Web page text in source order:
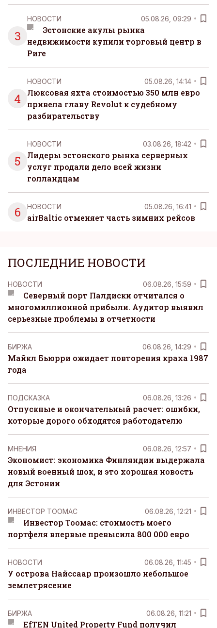
3
НОВОСТИ 05.08.26, 09:29
Эстонские акулы рынка
недвижимости купили торговый центр в
Риге
4
НОВОСТИ 05.08.26, 14:14
Люксовая яхта стоимостью 350 млн евро
привела главу Revolut к судебному
разбирательству
5
НОВОСТИ 03.08.26, 18:42
Лидеры эстонского рынка серверных
услуг продали дело всей жизни
голландцам
6 НОВОСТИ 05.08.26, 16:41
airBaltic отменяет часть зимних рейсов
ПОСЛЕДНИЕ НОВОСТИ
НОВОСТИ 06.08.26, 15:59
Северный порт Палдиски отчитался о
многомиллионной прибыли. Аудитор выявил
серьезные проблемы в отчетности
БИРЖА 06.08.26, 14:29
Майкл Бьюрри ожидает повторения краха 1987
года
ПОДСКАЗКА 06.08.26, 13:26
Отпускные и окончательный расчет: ошибки,
которые дорого обходятся работодателю
MНЕНИЯ 06.08.26, 12:57
Экономист: экономика Финляндии выдержала
новый военный шок, и это хорошая новость
для Эстонии
ИНВЕСТОР ТООМАС 06.08.26, 12:21
Инвестор Тоомас: стоимость моего
портфеля впервые превысила 800 000 евро
НОВОСТИ 06.08.26, 11:45
У острова Найссаар произошло небольшое
землетрясение
БИРЖА 06.08.26, 11:21
EfTEN United Property Fund получил